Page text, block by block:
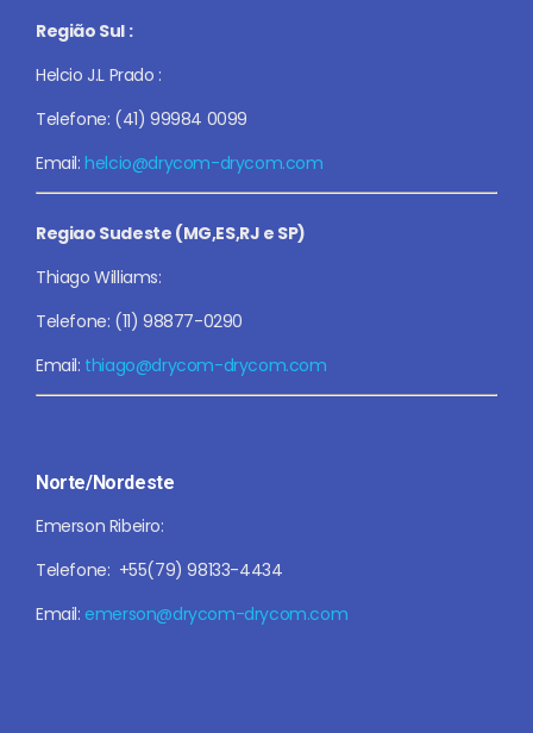
Região Sul :
Helcio J.L Prado :
Telefone: (41) 99984 0099
Email:helcio@drycom-drycom.com
Regiao Sudeste (MG,ES,RJ e SP)
Thiago Williams:
Telefone: (11) 98877-0290
Email: thiago@drycom-drycom.com
Norte/Nordeste
Emerson Ribeiro:
Telefone: +55(79) 98133-4434
Email: emerson@drycom-drycom.com